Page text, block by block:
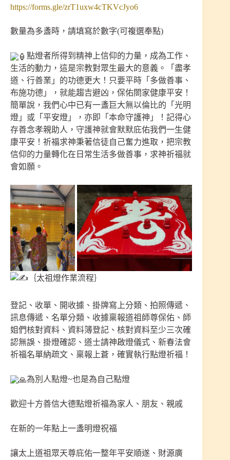
https://forms.gle/zrT1uxw4cTKVcJyo6
數量為多盞時，請填寫於數字(可複選奉點)
點燈者所得到精神上信仰的力量，成為工作、
生活的動力，這是宗教對眾生最大的意義。「盡孝
道、行善業」的功德更大！只要平時「多做善事、
布施功德」，就能趨吉避凶，保佑閤家健康平安！
簡單說，我們心中已有一盞巨大無以倫比的「光明
燈」或「平安燈」，亦即「本命守護神」！記得心
存善念孝親助人，守護神就會默默庇佑我們一生健
康平安！祈福求神秉著信徒自己奮力進取，把宗教
信仰的力量轉化在日常生活多做善事，求神祈福就
會如願。
｛太祖燈作業流程｝
登記、收單、開收據、掛牌寫上分類、拍照傳遞、
訊息傳遞、名單分類、收據稟報道祖師尊保佑、師
姐們核對資料、資料簿登記、核對資料至少三次確
認無誤、掛燈確認、道士請神啟燈儀式、新春法會
祈福名單納疏文、稟報上蒼，確實執行點燈祈福！
為別人點燈~也是為自己點燈
歡迎十方善信大德點燈祈福為家人、朋友、親戚
在新的一年點上一盞明燈祝福
讓太上道祖眾天尊庇佑一整年平安順遂、財源廣